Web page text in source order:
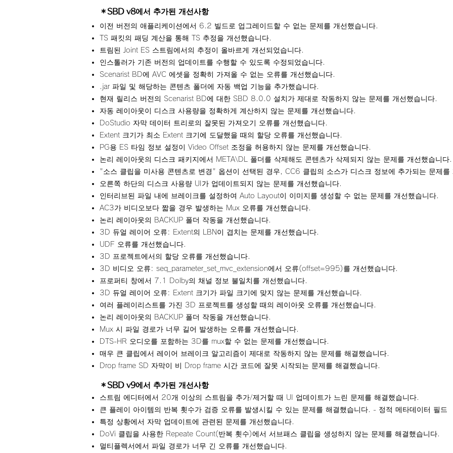
＊SBD v8에서 추가된 개선사항
이전 버전의 애플리케이션에서 6.2 빌드로 업그레이드할 수 없는 문제를 개선했습니다.
TS 패킷의 패딩 계산을 통해 TS 추정을 개선했습니다.
트림된 Joint ES 스트림에서의 추정이 올바르게 개선되었습니다.
인스톨러가 기존 버전의 업데이트를 수행할 수 있도록 수정되었습니다.
Scenarist BD에 AVC 에셋을 정확히 가져올 수 없는 오류를 개선했습니다.
.jar 파일 및 해당하는 콘텐츠 폴더에 자동 백업 기능을 추가했습니다.
현재 릴리스 버전의 Scenarist BD에 대한 SBD 8.0.0 설치가 제대로 작동하지 않는 문제를 개선했습니다.
자동 레이아웃이 디스크 사용량을 정확하게 계산하지 않는 문제를 개선했습니다.
DoStudio 자막 데이터 트리로의 잘못된 가져오기 오류를 개선했습니다.
Extent 크기가 최소 Extent 크기에 도달했을 때의 할당 오류를 개선했습니다.
PG용 ES 타임 정보 설정이 Video Offset 조정을 허용하지 않는 문제를 개선했습니다.
논리 레이아웃의 디스크 패키지에서 META\DL 폴더를 삭제해도 콘텐츠가 삭제되지 않는 문제를 개선했습니다.
"소스 클립을 미사용 콘텐츠로 변경" 옵션이 선택된 경우, CC6 클립의 소스가 디스크 정보에 추가되는 문제를
오른쪽 하단의 디스크 사용량 UI가 업데이트되지 않는 문제를 개선했습니다.
인터리브된 파일 내에 브레이크를 설정하여 Auto Layout이 이미지를 생성할 수 없는 문제를 개선했습니다.
AC3가 비디오보다 짧을 경우 발생하는 Mux 오류를 개선했습니다.
논리 레이아웃의 BACKUP 폴더 작동을 개선했습니다.
3D 듀얼 레이어 오류: Extent의 LBN이 겹치는 문제를 개선했습니다.
UDF 오류를 개선했습니다.
3D 프로젝트에서의 할당 오류를 개선했습니다.
3D 비디오 오류: seq_parameter_set_mvc_extension에서 오류(offset=995)를 개선했습니다.
프로퍼티 창에서 7.1 Dolby의 채널 정보 불일치를 개선했습니다.
3D 듀얼 레이어 오류: Extent 크기가 파일 크기에 맞지 않는 문제를 개선했습니다.
여러 플레이리스트를 가진 3D 프로젝트를 생성할 때의 레이아웃 오류를 개선했습니다.
논리 레이아웃의 BACKUP 폴더 작동을 개선했습니다.
Mux 시 파일 경로가 너무 길어 발생하는 오류를 개선했습니다.
DTS-HR 오디오를 포함하는 3D를 mux할 수 없는 문제를 개선했습니다.
매우 큰 클립에서 레이어 브레이크 알고리즘이 제대로 작동하지 않는 문제를 해결했습니다.
Drop frame SD 자막이 비 Drop frame 시간 코드에 잘못 시작되는 문제를 해결했습니다.
＊SBD v9에서 추가된 개선사항
스트림 에디터에서 20개 이상의 스트림을 추가/제거할 때 UI 업데이트가 느린 문제를 해결했습니다.
큰 플레이 아이템의 반복 횟수가 검증 오류를 발생시킬 수 있는 문제를 해결했습니다. - 정적 메타데이터 필드
특정 상황에서 자막 업데이트에 관련된 문제를 개선했습니다.
DoVi 클립을 사용한 Repeate Count(반복 횟수)에서 서브패스 클립을 생성하지 않는 문제를 해결했습니다.
멀티플렉서에서 파일 경로가 너무 긴 오류를 개선했습니다.